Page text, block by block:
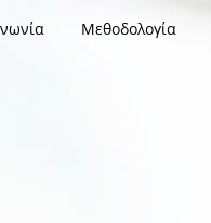
Μεθοδολογία